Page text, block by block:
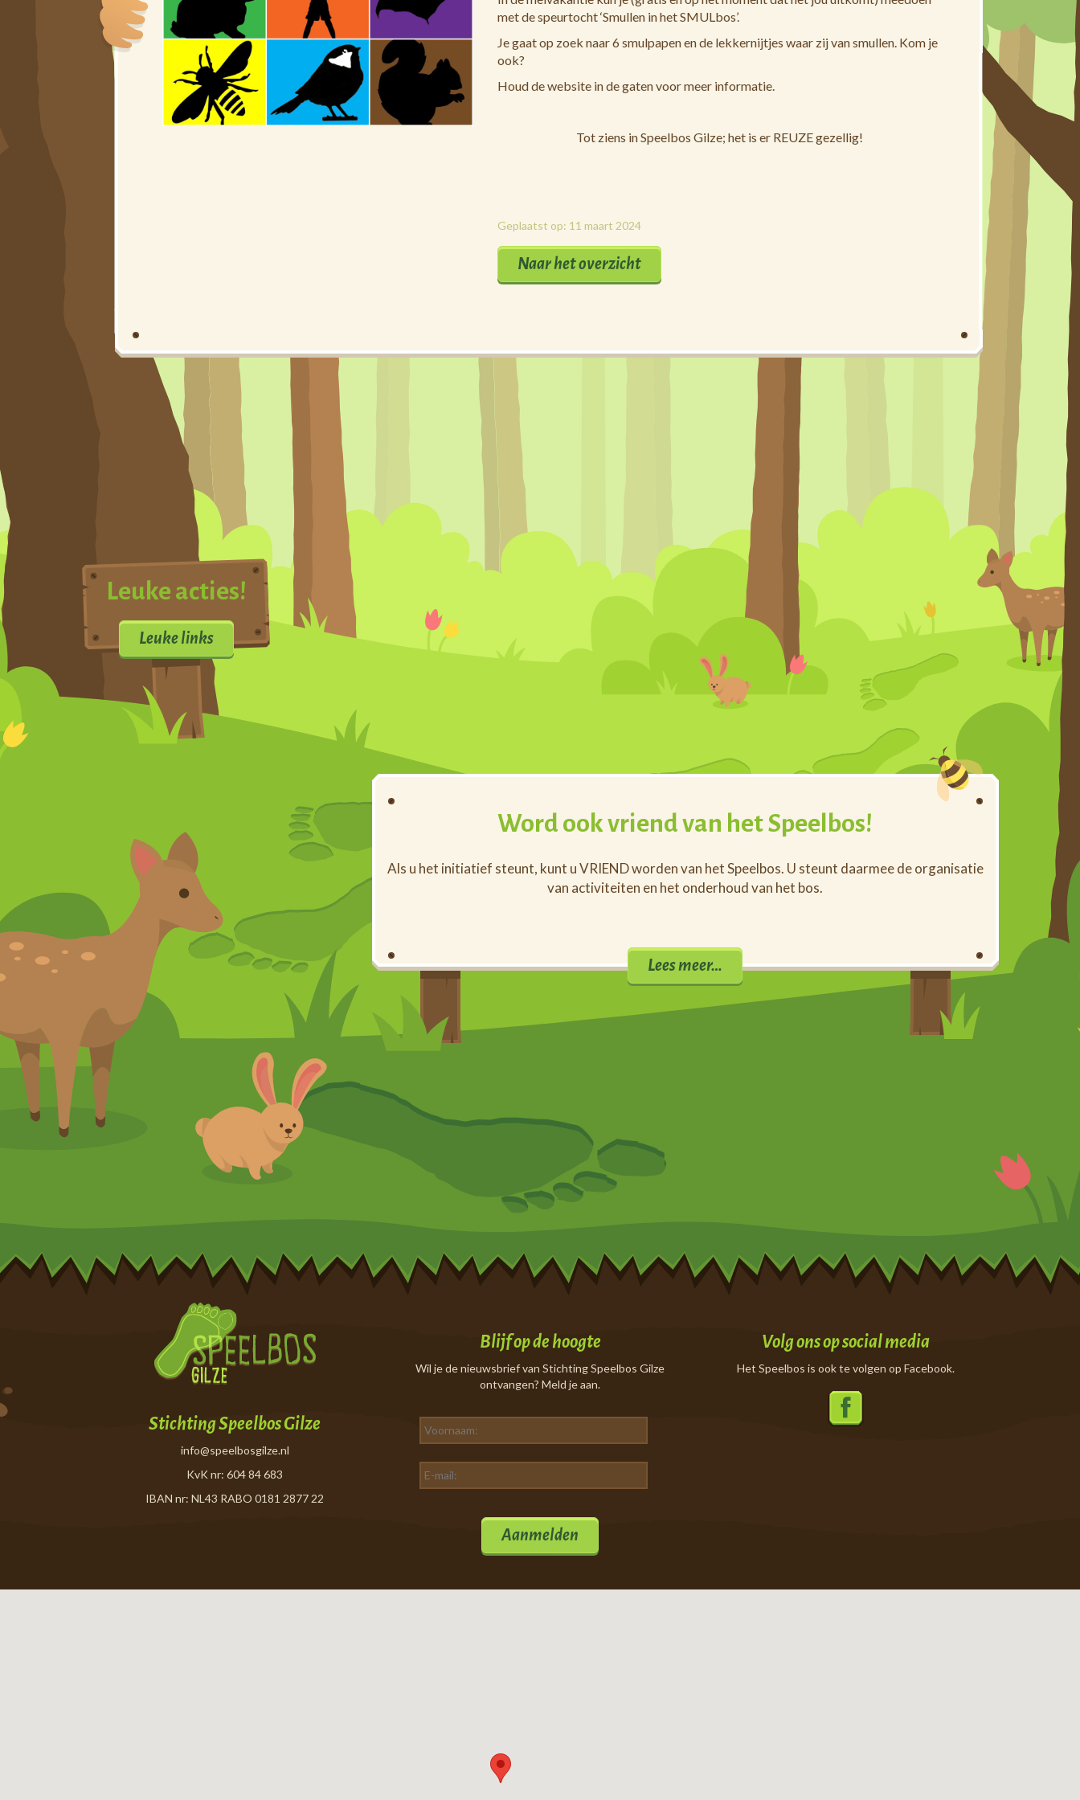
met de speurtocht ‘Smullen in het SMULbos’.
Je gaat op zoek naar 6 smulpapen en de lekkernijtjes waar zij van smullen. Kom je
ook?
Houd de website in de gaten voor meer informatie.
Tot ziens in Speelbos Gilze; het is er REUZE gezellig!
Geplaatst op: 11 maart 2024
Naar het overzicht
Leuke acties!
Leuke links
Word ook vriend van het Speelbos!
Als u het initiatief steunt, kunt u VRIEND worden van het Speelbos. U steunt daarmee de organisatie
van activiteiten en het onderhoud van het bos.
Lees meer…
Stichting Speelbos Gilze
info@speelbosgilze.nl
KvK nr: 604 84 683
IBAN nr: NL43 RABO 0181 2877 22
Blijf op de hoogte
Wil je de nieuwsbrief van Stichting Speelbos Gilze
ontvangen? Meld je aan.
Aanmelden
Volg ons op social media
Het Speelbos is ook te volgen op Facebook.